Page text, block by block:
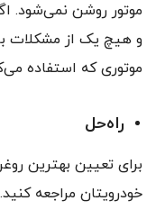
موتور روشن نمی‌شود.
و هیچ یک از مشکلات
موتوری که استفاده
راه‌حل
برای تعیین بهترین
خودرویتان مراجعه